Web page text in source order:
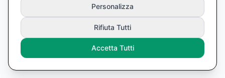
Personalizza
Rifiuta Tutti
Accetta Tutti